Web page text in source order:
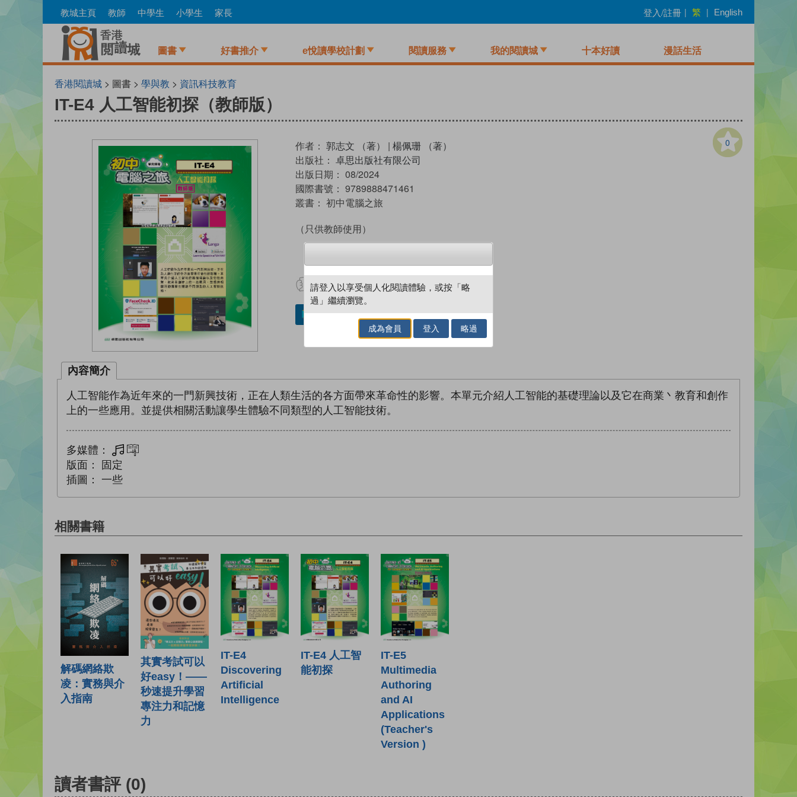
to
教城主頁 教師 中學生 小學生 家長 登入/註冊 | 繁 | English
圖書 好書推介 e悅讀學校計劃 閱讀服務 我的閱讀城 十本好讀 漫話生活
香港閱讀城 > 圖書 > 學與教 > 資訊科技教育
IT-E4 人工智能初探（教師版）
0
作者： 郭志文 （著） | 楊佩珊 （著）
出版社： 卓思出版社有限公司
出版日期： 08/2024
國際書號： 9789888471461
叢書： 初中電腦之旅
（只供教師使用）
試閲 加入閱讀紀錄
加入／閱讀電子書
內容簡介
人工智能作為近年來的一門新興技術，正在人類生活的各方面帶來革命性的影響。本單元介紹人工智能的基礎理論以及它在商業丶教育和創作
上的一些應用。並提供相關活動讓學生體驗不同類型的人工智能技術。
多媒體： 多媒體互動練習
版面：
固定
插圖：
一些
相關書籍
解碼網絡欺
凌：實務與介
入指南
其實考試可以
好easy！——
秒速提升學習
專注力和記憶
力
IT-E4
Discovering
Artificial
Intelligence
IT-E4 人工智
能初探
IT-E5
Multimedia
Authoring
and AI
Applications
(Teacher's
Version )
讀者書評 (0)
請登入以享受個人化閱讀體驗，或按「略
過」繼續瀏覽。
成為會員 登入 略過